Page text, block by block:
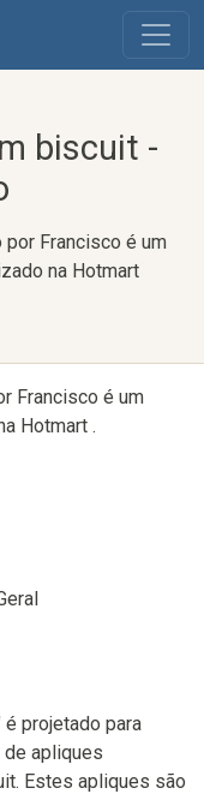
biscuit -
Francisco é um
na Hotmart
Francisco é um
Hotmart .
projetado para
de apliques
Estes apliques são